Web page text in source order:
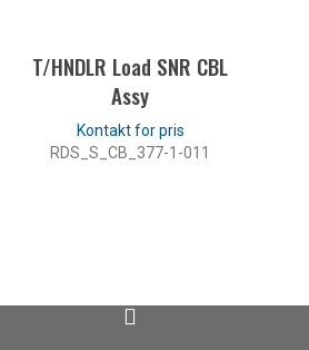
T/HNDLR Load SNR CBL
Assy
RDS_S_CB_377-1-011